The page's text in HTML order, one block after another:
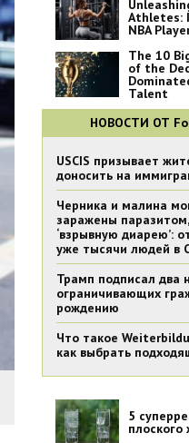
Athletes:
NBA
The 10
of the
Talent
НОВОСТИ ОТ
USCIS призывает
доносить на
Черника и малина
заражены
‘взрывную диарею’:
уже тысячи людей в
Трамп подписал два
ограничивающих
рождению
Что такое
как выбрать
5
плоского